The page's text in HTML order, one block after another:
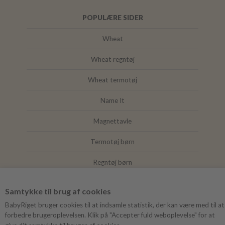
Samtykke til brug af cookies
BabyRiget bruger cookies til at indsamle statistik, der kan være med til at
forbedre brugeroplevelsen. Klik på "Accepter fuld weboplevelse" for at
POPULÆRE SIDER
Wheat
Wheat regntøj
Wheat termotøj
Name It
Magnettavle
Termotøj børn
Regntøj børn
Mushie